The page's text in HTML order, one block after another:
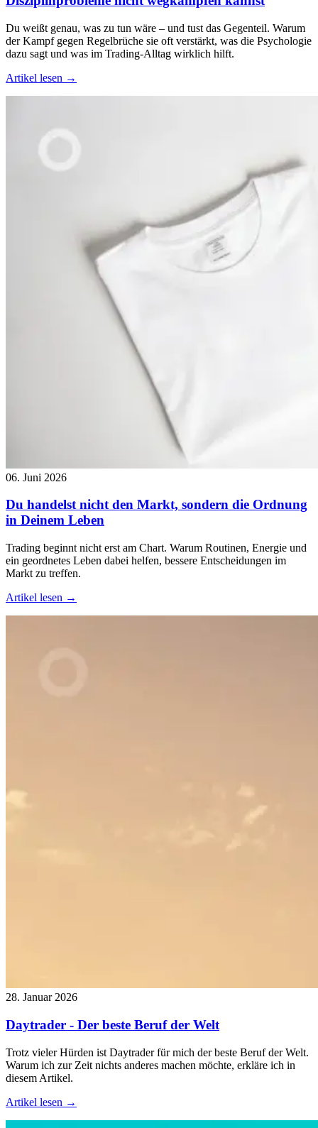
Du weißt genau, was zu tun wäre – und tust das Gegenteil. Warum
der Kampf gegen Regelbrüche sie oft verstärkt, was die Psychologie
dazu sagt und was im Trading-Alltag wirklich hilft.
Artikel lesen →
06. Juni 2026
Du handelst nicht den Markt, sondern die Ordnung
in Deinem Leben
Trading beginnt nicht erst am Chart. Warum Routinen, Energie und
ein geordnetes Leben dabei helfen, bessere Entscheidungen im
Markt zu treffen.
Artikel lesen →
28. Januar 2026
Daytrader - Der beste Beruf der Welt
Trotz vieler Hürden ist Daytrader für mich der beste Beruf der Welt.
Warum ich zur Zeit nichts anderes machen möchte, erkläre ich in
diesem Artikel.
Artikel lesen →